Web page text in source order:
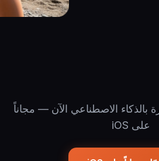
بالذكاء الاصطناعي الآن — مجاناً
على iOS